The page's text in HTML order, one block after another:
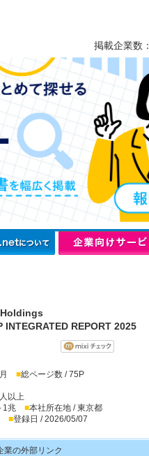
掲載企業数：
INTEGRATED REPORT 2025
月 ■総ページ数 / 75P
以上
1兆 ■本社所在地 / 東京都
■登録日 / 2026/05/07
業の外部リンク